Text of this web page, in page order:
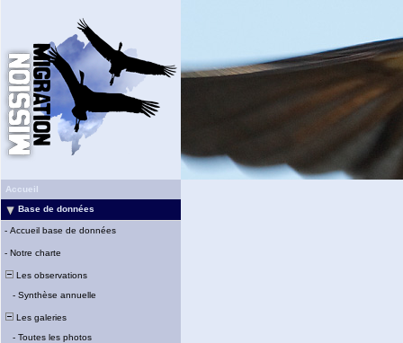
Accueil
Base de données
- Accueil base de données
- Notre charte
Les observations
- Synthèse annuelle
Les galeries
- Toutes les photos